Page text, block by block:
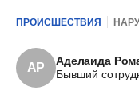
ПРОИСШЕСТВИЯ
АР
Аделаида
Бывший